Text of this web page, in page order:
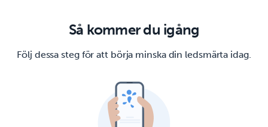
Så kommer du igång
Följ dessa steg för att börja minska din ledsmärta idag.